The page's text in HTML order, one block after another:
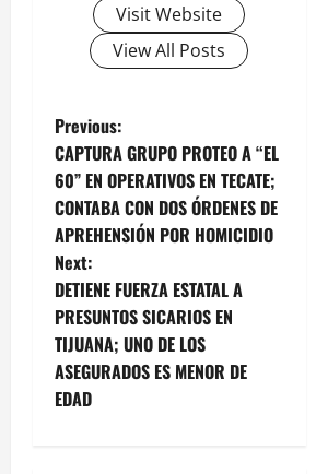
Visit Website
View All Posts
P
o
s
t
n
a
v
Previous:
CAPTURA GRUPO PROTEO A “EL
60” EN OPERATIVOS EN TECATE;
CONTABA CON DOS ÓRDENES DE
APREHENSIÓN POR HOMICIDIO
Next:
DETIENE FUERZA ESTATAL A
PRESUNTOS SICARIOS EN
TIJUANA; UNO DE LOS
ASEGURADOS ES MENOR DE
EDAD